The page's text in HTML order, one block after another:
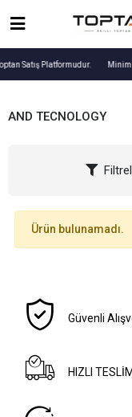
Satış Platformudur.
AND TECNOLOGY
Ürün bulunamadı.
Güvenli
HIZLI